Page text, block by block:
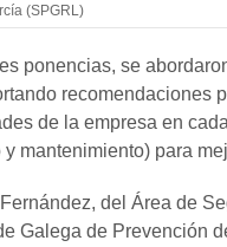
(SPGRL)
ponencias, se
recomendaciones
de la empresa en
y mantenimiento) para
del Área de
Galega de Prevención